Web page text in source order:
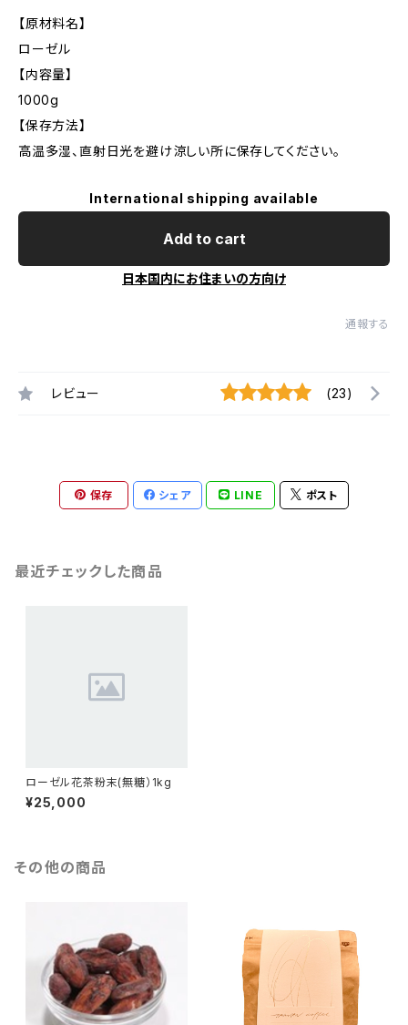
【原材料名】
ローゼル
【内容量】
1000g
【保存方法】
高温多湿、直射日光を避け涼しい所に保存してください。
International shipping available
Add to cart
日本国内にお住まいの方向け
通報する
レビュー (23)
保存 シェア LINE ポスト
最近チェックした商品
ローゼル花茶粉末(無糖）1kg
¥25,000
その他の商品